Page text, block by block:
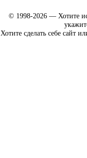
© 1998-2026 — Хотите
Хотите сделать себе сайт